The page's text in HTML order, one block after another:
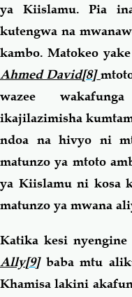
ya Kiislamu. Pia
kutengwa na
kambo. Matokeo
Ahmed David[8]
wazee
ikajilazimisha
ndoa na hivyo ni
matunzo ya mtoto
ya Kiislamu ni kosa
matunzo ya mwana
Katika kesi nyengine
Ally[9]baba mtu
Khamisa lakini